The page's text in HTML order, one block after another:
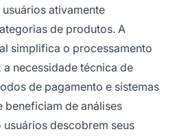
ativamente
de produtos. A
simplifica o processamento
necessidade técnica de
de pagamento e sistemas
beneficiam de análises
descobrem seus